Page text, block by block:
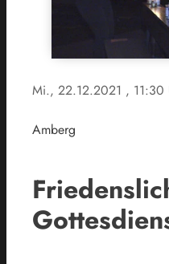
Mi., 22.12.2021 , 11:30
Amberg